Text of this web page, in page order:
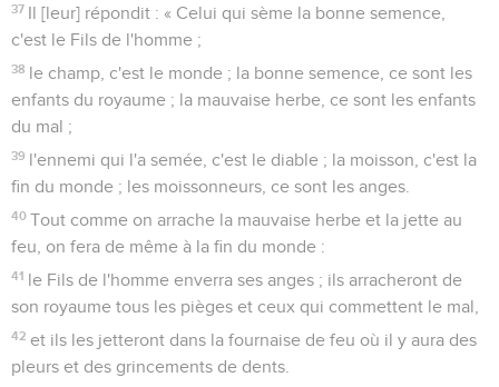
37 Il [leur] répondit : « Celui qui sème la bonne semence,
c'est le Fils de l'homme ;
38 le champ, c'est le monde ; la bonne semence, ce sont les
enfants du royaume ; la mauvaise herbe, ce sont les enfants
du mal ;
39 l'ennemi qui l'a semée, c'est le diable ; la moisson, c'est la
fin du monde ; les moissonneurs, ce sont les anges.
40 Tout comme on arrache la mauvaise herbe et la jette au
feu, on fera de même à la fin du monde :
41 le Fils de l'homme enverra ses anges ; ils arracheront de
son royaume tous les pièges et ceux qui commettent le mal,
42 et ils les jetteront dans la fournaise de feu où il y aura des
pleurs et des grincements de dents.